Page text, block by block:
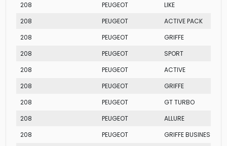
208
PEUGEOT
LIKE
208
PEUGEOT
ACTIVE PACK
208
PEUGEOT
GRIFFE
208
PEUGEOT
SPORT
208
PEUGEOT
ACTIVE
208
PEUGEOT
GRIFFE
208
PEUGEOT
GT TURBO
208
PEUGEOT
ALLURE
208
PEUGEOT
GRIFFE BUSINESS